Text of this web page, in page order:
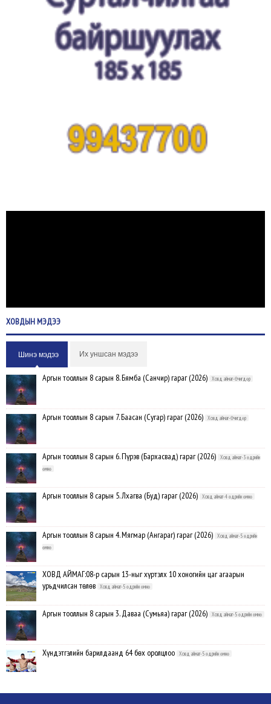
ХОВДЫНМЭДЭЭ
Шинэ мэдээ Их уншсан мэдээ
Аргын тооллын 8 сарын 8. Бямба (Санчир) гараг (2026) Ховд аймаг-Өчигдөр
Аргын тооллын 8 сарын 7. Баасан (Сугар) гараг (2026) Ховд аймаг-Өчигдөр
Аргын тооллын 8 сарын 6. Пүрэв (Бархасвад) гараг (2026)
Ховд аймаг-3 өдрийн
өмнө
Аргын тооллын 8 сарын 5. Лхагва (Буд) гараг (2026) Ховд аймаг-4 өдрийн өмнө
Аргын тооллын 8 сарын 4. Мягмар (Ангараг) гараг (2026)
Ховд аймаг-5 өдрийн
өмнө
ХОВД АЙМАГ:08-р сарын 13-ныг хүртэлх 10 хоногийн цаг агаарын
урьдчилсан төлөв
Ховд аймаг-5 өдрийн өмнө
Аргын тооллын 8 сарын 3. Даваа (Сумьяа) гараг (2026) Ховд аймаг-5 өдрийн өмнө
Хүндэтгэлийн барилдаанд 64 бөх оролцлоо Ховд аймаг-5 өдрийн өмнө
Улсын цол, чимэг хүртсэн бөхчүүд, харваачдад хүндэтгэл үзүүлэв
Ховд